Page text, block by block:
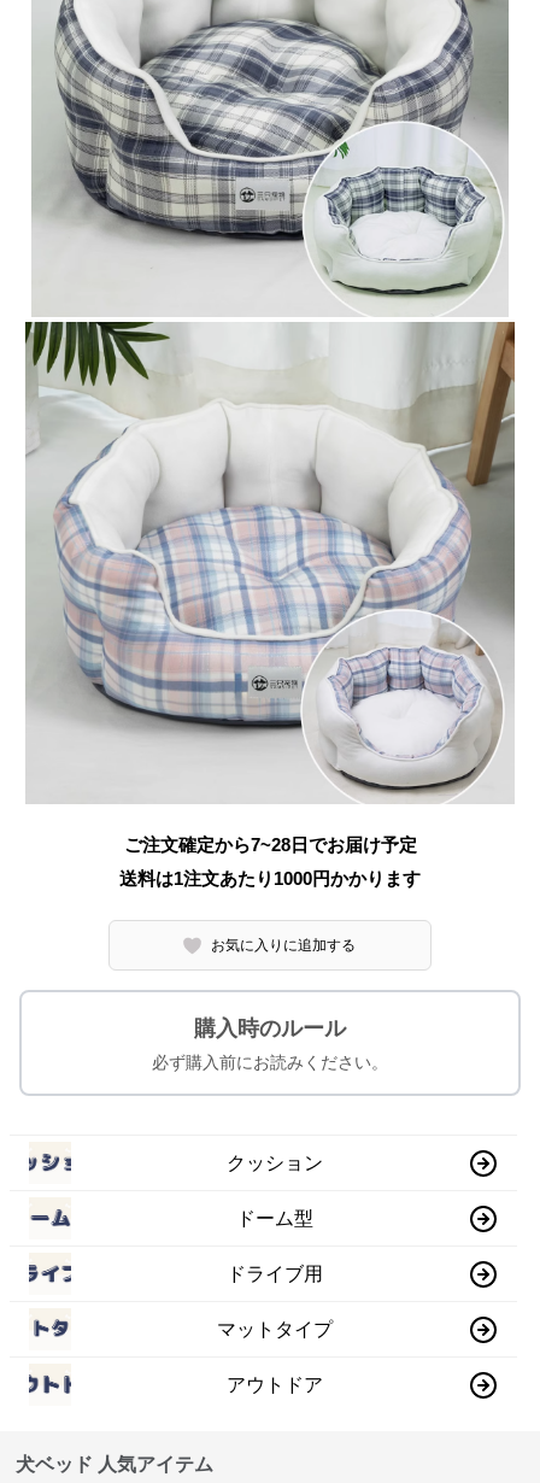
ご注文確定から7~28日でお届け予定
送料は1注文あたり 1000円かかります
お気に入りに追加する
購入時のルール
必ず購入前にお読みください。
クッション
ドーム型
ドライブ用
マットタイプ
アウトドア
犬ベッド 人気アイテム